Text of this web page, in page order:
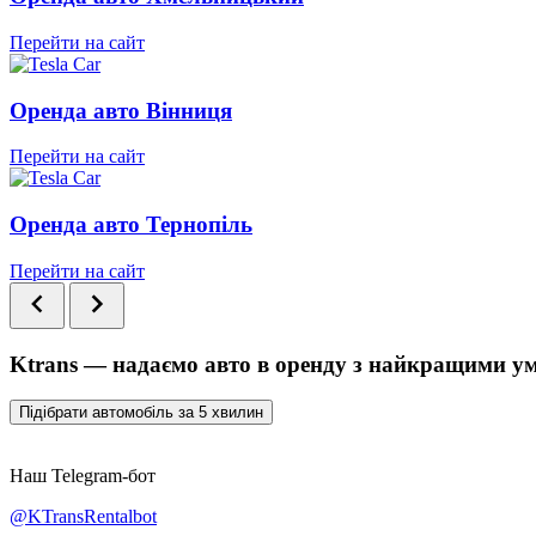
Перейти на сайт
Оренда авто Вінниця
Перейти на сайт
Оренда авто Тернопіль
Перейти на сайт
Ktrans — надаємо авто в оренду з найкращими
Підібрати автомобіль за 5 хвилин
Наш Telegram-бот
@KTransRentalbot